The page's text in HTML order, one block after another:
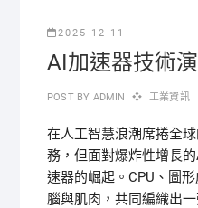
2025-12-11
AI加速器技術
POST BY ADMIN 工業資訊
在人工智慧浪潮席捲全
務，但面對爆炸性增長
速器的崛起。CPU、圖
腦與肌肉，共同編織出